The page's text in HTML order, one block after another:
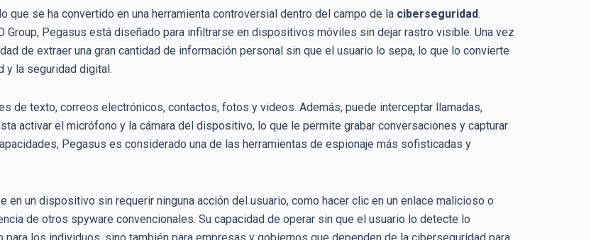
que se ha convertido en una herramienta controversial dentro del campo de la ciberseguridad.
Group, Pegasus está diseñado para infiltrarse en dispositivos móviles sin dejar rastro visible. Una vez
de extraer una gran cantidad de información personal sin que el usuario lo sepa, lo que lo convierte
y la seguridad digital.
de texto, correos electrónicos, contactos, fotos y videos. Además, puede interceptar llamadas,
activar el micrófono y la cámara del dispositivo, lo que le permite grabar conversaciones y capturar
Pegasus es considerado una de las herramientas de espionaje más sofisticadas y
en un dispositivo sin requerir ninguna acción del usuario, como hacer clic en un enlace malicioso o
de otros spyware convencionales. Su capacidad de operar sin que el usuario lo detecte lo